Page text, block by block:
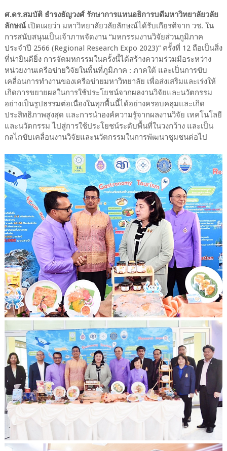
ศ.ดร.สมบัติ ธำรงธัญวงศ์ รักษาการแทนอธิการบดีมหาวิทยาลัยวลัย
ลักษณ์เปิดเผยว่า มหาวิทยาลัยวลัยลักษณ์ได้รับเกียรติจาก วช. ใน
การสนับสนุนเป็นเจ้าภาพจัดงาน “มหกรรมงานวิจัยส่วนภูมิภาค
ประจำปี 2566 (Regional Research Expo 2023)” ครั้งที่ 12 ถือเป็นสิ่ง
ที่น่ายินดียิ่ง การจัดมหกรรมในครั้งนี้ได้สร้างความร่วมมือระหว่าง
หน่วยงานเครือข่ายวิจัยในพื้นที่ภูมิภาค : ภาคใต้ และเป็นการขับ
เคลื่อนการทำงานของเครือข่ายมหาวิทยาลัย เพื่อส่งเสริมและเร่งให้
เกิดการขยายผลในการใช้ประโยชน์จากผลงานวิจัยและนวัตกรรม
อย่างเป็นรูปธรรมต่อเนื่องในทุกพื้นนี้ได้อย่างครอบคลุมและเกิด
ประสิทธิภาพสูงสุด และการนำองค์ความรู้จากผลงานวิจัย เทคโนโลยี
และนวัตกรรม ไปสู่การใช้ประโยชน์ระดับพื้นที่ในวงกว้าง และเป็น
กลไกขับเคลื่อนงานวิจัยและนวัตกรรมในการพัฒนาชุมชนต่อไป